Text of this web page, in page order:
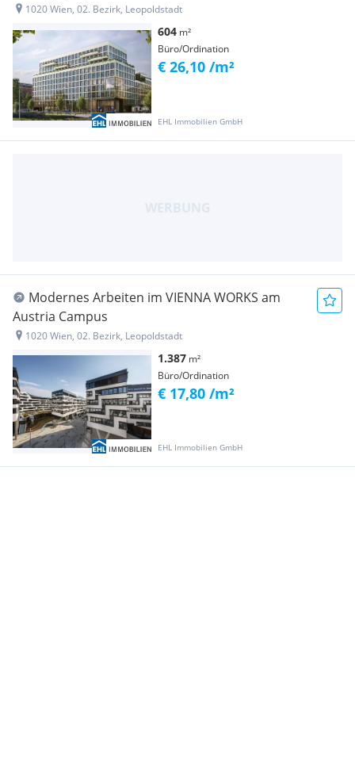
1020 Wien, 02. Bezirk, Leopoldstadt
604 m²
Büro/Ordination
EHL Immobilien GmbH
€ 26,10 /m²
Modernes Arbeiten im VIENNA WORKS am
Austria Campus
1020 Wien, 02. Bezirk, Leopoldstadt
1.387 m²
Büro/Ordination
EHL Immobilien GmbH
€ 17,80 /m²